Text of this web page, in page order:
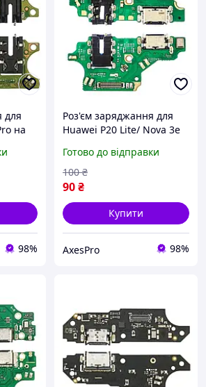
для
на
98%
Роз'єм заряджання для
Huawei P20 Lite/ Nova 3e
компонентами якісна
запчастина для ремонту
Готово до відправки
90₴
100 ₴
Купити
AxesPro 98%